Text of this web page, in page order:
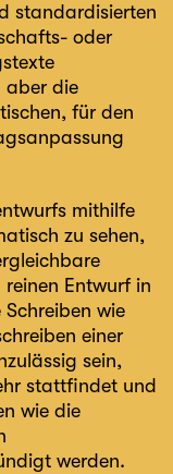
standardisierten
oder
aber die
für den
mithilfe
zu sehen,
Entwurf in
wie
einer
sein,
stattfindet und
wie die
werden.